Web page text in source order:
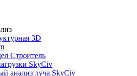
3D
Строитель
SkyCiv
анализ луча SkyCiv